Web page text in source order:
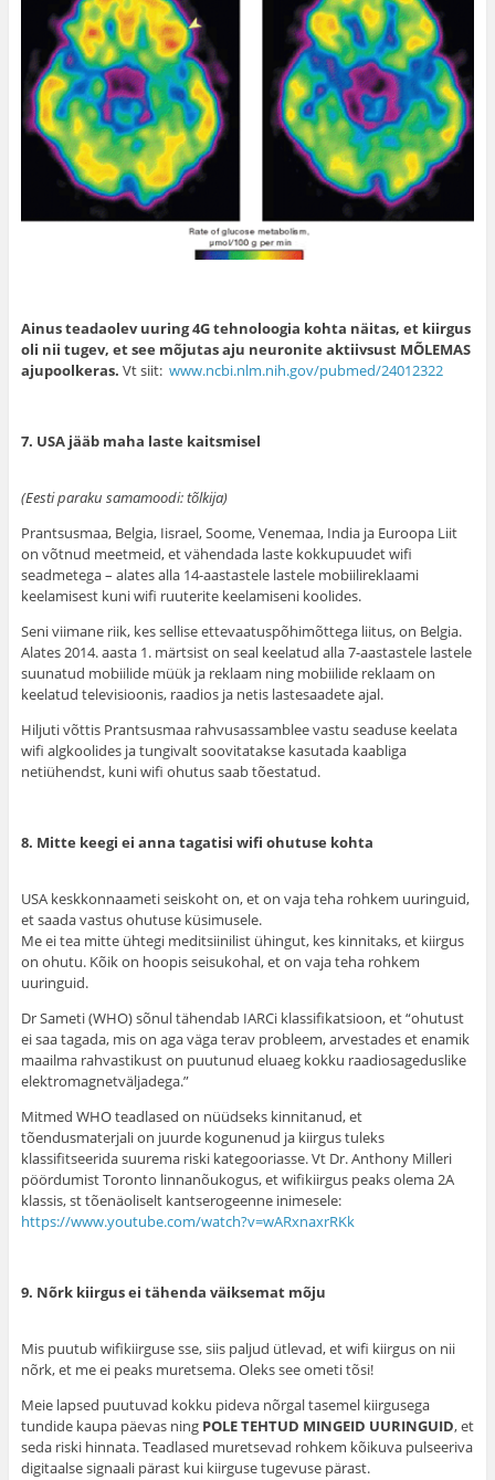
Ainus teadaolev uuring 4G tehnoloogia kohta näitas, et kiirgus
oli nii tugev, et see mõjutas aju neuronite aktiivsust MÕLEMAS
ajupoolkeras. Vt siit: www.ncbi.nlm.nih.gov/pubmed/24012322
7. USA jääb maha laste kaitsmisel
(Eesti paraku samamoodi: tõlkija)
Prantsusmaa, Belgia, Iisrael, Soome, Venemaa, India ja Euroopa Liit
on võtnud meetmeid, et vähendada laste kokkupuudet wifi
seadmetega – alates alla 14-aastastele lastele mobiilireklaami
keelamisest kuni wifi ruuterite keelamiseni koolides.
Seni viimane riik, kes sellise ettevaatuspõhimõttega liitus, on Belgia.
Alates 2014. aasta 1. märtsist on seal keelatud alla 7-aastastele lastele
suunatud mobiilide müük ja reklaam ning mobiilide reklaam on
keelatud televisioonis, raadios ja netis lastesaadete ajal.
Hiljuti võttis Prantsusmaa rahvusassamblee vastu seaduse keelata
wifi algkoolides ja tungivalt soovitatakse kasutada kaabliga
netiühendst, kuni wifi ohutus saab tõestatud.
8. Mitte keegi ei anna tagatisi wifi ohutuse kohta
USA keskkonnaameti seiskoht on, et on vaja teha rohkem uuringuid,
et saada vastus ohutuse küsimusele.
Me ei tea mitte ühtegi meditsiinilist ühingut, kes kinnitaks, et kiirgus
on ohutu. Kõik on hoopis seisukohal, et on vaja teha rohkem
uuringuid.
Dr Sameti (WHO) sõnul tähendab IARCi klassifikatsioon, et “ohutust
ei saa tagada, mis on aga väga terav probleem, arvestades et enamik
maailma rahvastikust on puutunud eluaeg kokku raadiosageduslike
elektromagnetväljadega.”
Mitmed WHO teadlased on nüüdseks kinnitanud, et
tõendusmaterjali on juurde kogunenud ja kiirgus tuleks
klassifitseerida suurema riski kategooriasse. Vt Dr. Anthony Milleri
pöördumist Toronto linnanõukogus, et wifikiirgus peaks olema 2A
klassis, st tõenäoliselt kantserogeenne inimesele:
https://www.youtube.com/watch?v=wARxnaxrRKk
9. Nõrk kiirgus ei tähenda väiksemat mõju
Mis puutub wifikiirguse sse, siis paljud ütlevad, et wifi kiirgus on nii
nõrk, et me ei peaks muretsema. Oleks see ometi tõsi!
Meie lapsed puutuvad kokku pideva nõrgal tasemel kiirgusega
tundide kaupa päevas ning POLE TEHTUD MINGEID UURINGUID, et
seda riski hinnata. Teadlased muretsevad rohkem kõikuva pulseeriva
digitaalse signaali pärast kui kiirguse tugevuse pärast.